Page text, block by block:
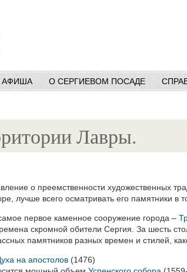
АФИША О СЕРГИЕВОМ ПОСАДЕ
Лавры.
о преемственности художественных
лучше всего осматривать его памятники в
первое каменное сооружение города –
скромной обители Сергия. За шесть
памятников разных времен и стилей,
на апостолов (1476)